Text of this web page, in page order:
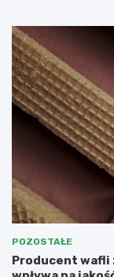
POZOSTAŁE
Producent wafli